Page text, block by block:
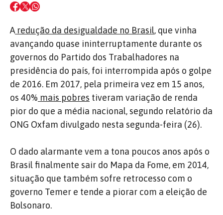
A redução da desigualdade no Brasil, que vinha
avançando quase ininterruptamente durante os
governos do Partido dos Trabalhadores na
presidência do país, foi interrompida após o golpe
de 2016. Em 2017, pela primeira vez em 15 anos,
os 40% mais pobres tiveram variação de renda
pior do que a média nacional, segundo relatório da
ONG Oxfam divulgado nesta segunda-feira (26).
O dado alarmante vem a tona poucos anos após o
Brasil finalmente sair do Mapa da Fome, em 2014,
situação que também sofre retrocesso com o
governo Temer e tende a piorar com a eleição de
Bolsonaro.